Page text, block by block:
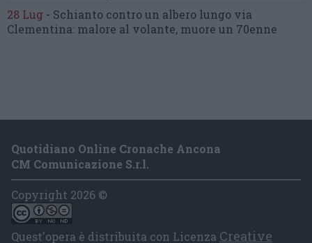
28 Lug - Schianto contro un albero lungo via
Clementina: malore al volante, muore un 70enne
Quotidiano Online Cronache Ancona
CM Comunicazione S.r.l.
Copyright 2026 ©
Quest'opera è distribuita con Licenza Creative